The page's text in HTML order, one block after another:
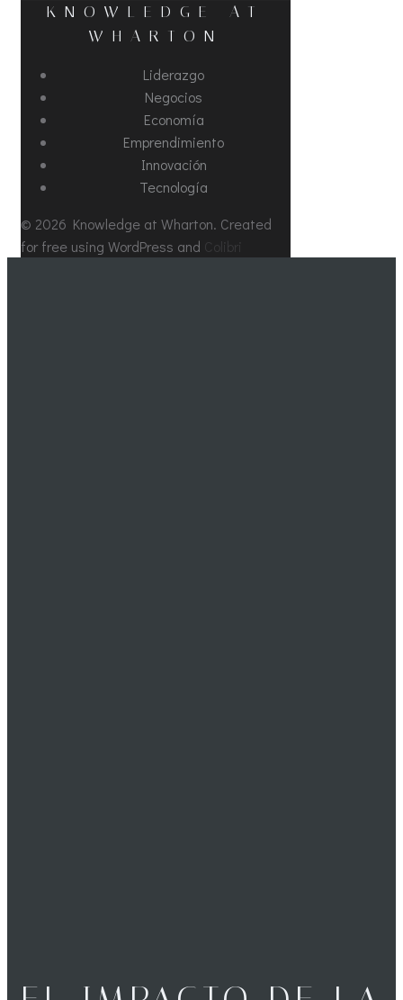
KNOWLEDGE AT
WHARTON
Liderazgo
Negocios
Economía
Emprendimiento
Innovación
Tecnología
© 2026 Knowledge at Wharton. Created
for free using WordPress and Colibri